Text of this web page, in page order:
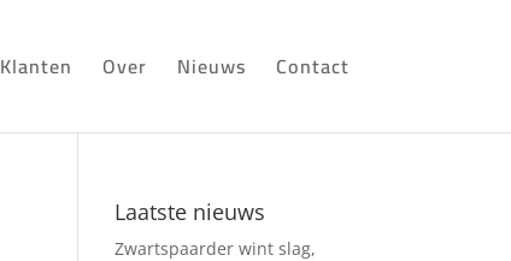
Klanten Over Nieuws Contact
Laatste nieuws
Zwartspaarder wint slag,